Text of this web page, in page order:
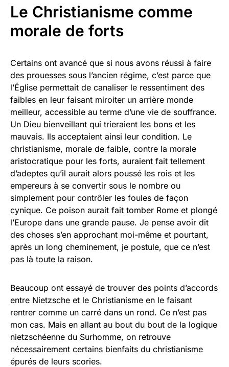
Le Christianisme comme
morale de forts
Certains ont avancé que si nous avons réussi à faire
des prouesses sous l’ancien régime, c’est parce que
l’Église permettait de canaliser le ressentiment des
faibles en leur faisant miroiter un arrière monde
meilleur, accessible au terme d’une vie de souffrance.
Un Dieu bienveillant qui trieraient les bons et les
mauvais. Ils acceptaient ainsi leur condition. Le
christianisme, morale de faible, contre la morale
aristocratique pour les forts, auraient fait tellement
d’adeptes qu’il aurait alors poussé les rois et les
empereurs à se convertir sous le nombre ou
simplement pour contrôler les foules de façon
cynique. Ce poison aurait fait tomber Rome et plongé
l’Europe dans une grande pause. Je pense avoir dit
des choses s’en approchant moi-même et pourtant,
après un long cheminement, je postule, que ce n’est
pas là toute la raison.
Beaucoup ont essayé de trouver des points d’accords
entre Nietzsche et le Christianisme en le faisant
rentrer comme un carré dans un rond. Ce n’est pas
mon cas. Mais en allant au bout du bout de la logique
nietzschéenne du Surhomme, on retrouve
nécessairement certains bienfaits du christianisme
épurés de leurs scories.